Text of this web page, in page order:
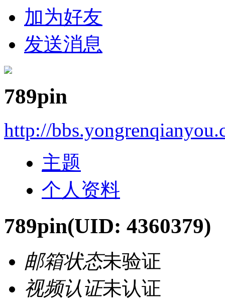
加为好友
发送消息
789pin
http://
主题
个人资料
789pin(UID: 4360379)
邮箱状态未验证
视频认证未认证